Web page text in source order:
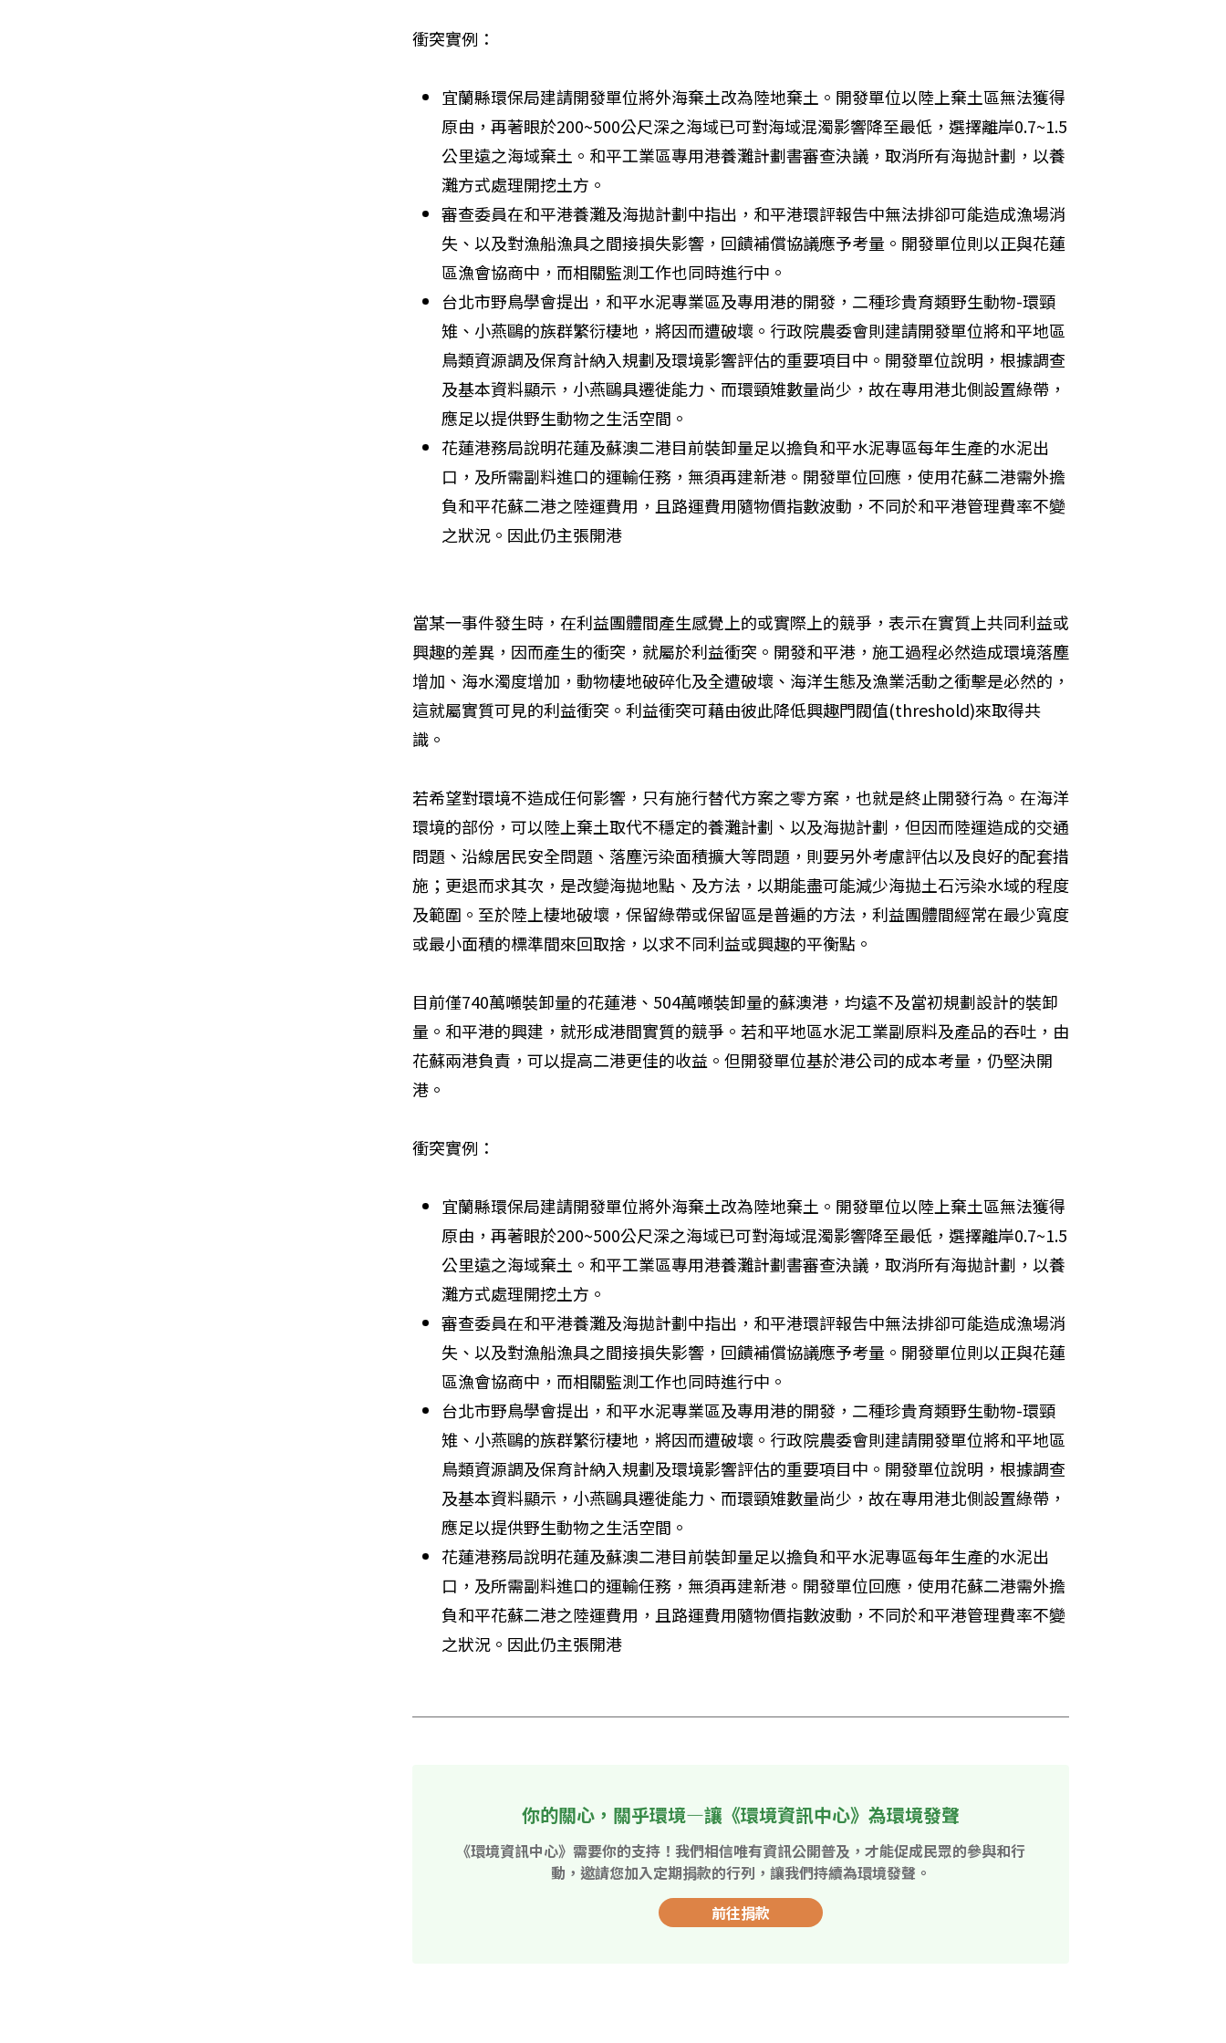
衝突實例：
宜蘭縣環保局建請開發單位將外海棄土改為陸地棄土。開發單位以陸上棄土區無法獲得
原由，再著眼於200~500公尺深之海域已可對海域混濁影響降至最低，選擇離岸0.7~1.5
公里遠之海域棄土。和平工業區專用港養灘計劃書審查決議，取消所有海拋計劃，以養
灘方式處理開挖土方。
審查委員在和平港養灘及海拋計劃中指出，和平港環評報告中無法排卻可能造成漁場消
失、以及對漁船漁具之間接損失影響，回饋補償協議應予考量。開發單位則以正與花蓮
區漁會協商中，而相關監測工作也同時進行中。
台北市野鳥學會提出，和平水泥專業區及專用港的開發，二種珍貴育類野生動物-環頸
雉、小燕鷗的族群繁衍棲地，將因而遭破壞。行政院農委會則建請開發單位將和平地區
鳥類資源調及保育計納入規劃及環境影響評估的重要項目中。開發單位說明，根據調查
及基本資料顯示，小燕鷗具遷徙能力、而環頸雉數量尚少，故在專用港北側設置綠帶，
應足以提供野生動物之生活空間。
花蓮港務局說明花蓮及蘇澳二港目前裝卸量足以擔負和平水泥專區每年生產的水泥出
口，及所需副料進口的運輸任務，無須再建新港。開發單位回應，使用花蘇二港需外擔
負和平花蘇二港之陸運費用，且路運費用隨物價指數波動，不同於和平港管理費率不變
之狀況。因此仍主張開港
當某一事件發生時，在利益團體間產生感覺上的或實際上的競爭，表示在實質上共同利益或
興趣的差異，因而產生的衝突，就屬於利益衝突。開發和平港，施工過程必然造成環境落塵
增加、海水濁度增加，動物棲地破碎化及全遭破壞、海洋生態及漁業活動之衝擊是必然的，
這就屬實質可見的利益衝突。利益衝突可藉由彼此降低興趣門閥值(threshold)來取得共
識。
若希望對環境不造成任何影響，只有施行替代方案之零方案，也就是終止開發行為。在海洋
環境的部份，可以陸上棄土取代不穩定的養灘計劃、以及海拋計劃，但因而陸運造成的交通
問題、沿線居民安全問題、落塵污染面積擴大等問題，則要另外考慮評估以及良好的配套措
施；更退而求其次，是改變海拋地點、及方法，以期能盡可能減少海拋土石污染水域的程度
及範圍。至於陸上棲地破壞，保留綠帶或保留區是普遍的方法，利益團體間經常在最少寬度
或最小面積的標準間來回取捨，以求不同利益或興趣的平衡點。
目前僅740萬噸裝卸量的花蓮港、504萬噸裝卸量的蘇澳港，均遠不及當初規劃設計的裝卸
量。和平港的興建，就形成港間實質的競爭。若和平地區水泥工業副原料及產品的吞吐，由
花蘇兩港負責，可以提高二港更佳的收益。但開發單位基於港公司的成本考量，仍堅決開
港。
衝突實例：
宜蘭縣環保局建請開發單位將外海棄土改為陸地棄土。開發單位以陸上棄土區無法獲得
原由，再著眼於200~500公尺深之海域已可對海域混濁影響降至最低，選擇離岸0.7~1.5
公里遠之海域棄土。和平工業區專用港養灘計劃書審查決議，取消所有海拋計劃，以養
灘方式處理開挖土方。
審查委員在和平港養灘及海拋計劃中指出，和平港環評報告中無法排卻可能造成漁場消
失、以及對漁船漁具之間接損失影響，回饋補償協議應予考量。開發單位則以正與花蓮
區漁會協商中，而相關監測工作也同時進行中。
台北市野鳥學會提出，和平水泥專業區及專用港的開發，二種珍貴育類野生動物-環頸
雉、小燕鷗的族群繁衍棲地，將因而遭破壞。行政院農委會則建請開發單位將和平地區
鳥類資源調及保育計納入規劃及環境影響評估的重要項目中。開發單位說明，根據調查
及基本資料顯示，小燕鷗具遷徙能力、而環頸雉數量尚少，故在專用港北側設置綠帶，
應足以提供野生動物之生活空間。
花蓮港務局說明花蓮及蘇澳二港目前裝卸量足以擔負和平水泥專區每年生產的水泥出
口，及所需副料進口的運輸任務，無須再建新港。開發單位回應，使用花蘇二港需外擔
負和平花蘇二港之陸運費用，且路運費用隨物價指數波動，不同於和平港管理費率不變
之狀況。因此仍主張開港
你的關心，關乎環境—讓《環境資訊中心》為環境發聲
《環境資訊中心》需要你的支持！我們相信唯有資訊公開普及，才能促成民眾的參與和行
動，邀請您加入定期捐款的行列，讓我們持續為環境發聲。
前往捐款